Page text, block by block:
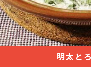
明太と